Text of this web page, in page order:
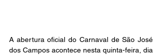
A abertura oficial do Carnaval de São José
dos Campos acontece nesta quinta-feira, dia